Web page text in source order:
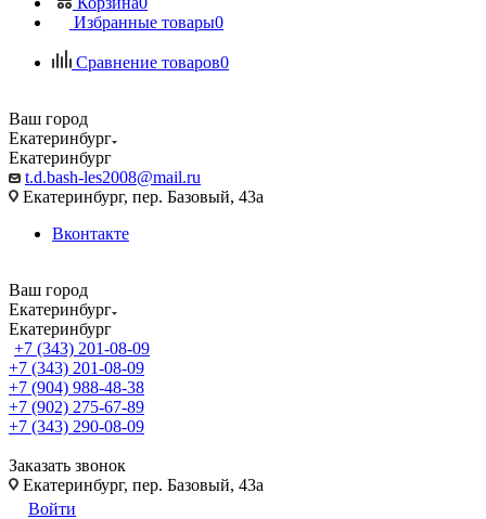
Избранные товары0
Сравнение товаров0
Ваш город
Екатеринбург
Екатеринбург
t.d.bash-les2008@mail.ru
Екатеринбург, пер. Базовый, 43а
Вконтакте
Ваш город
Екатеринбург
Екатеринбург
+7 (343) 201-08-09
+7 (343) 201-08-09
+7 (904) 988-48-38
+7 (902) 275-67-89
+7 (343) 290-08-09
Заказать звонок
Екатеринбург, пер. Базовый, 43а
Войти